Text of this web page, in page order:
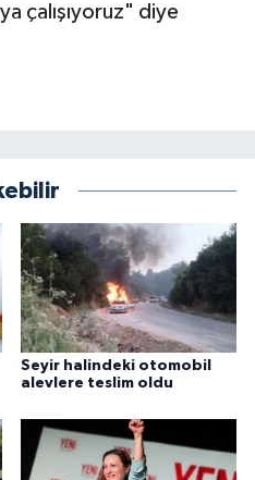
çalışıyoruz" diye
Seyir halindeki otomobil
alevlere teslim oldu